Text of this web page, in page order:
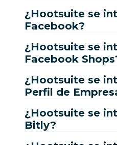
¿Hootsuite se
Facebook?
¿Hootsuite se
Facebook
¿Hootsuite se
Perfil de
¿Hootsuite se
Bitly?